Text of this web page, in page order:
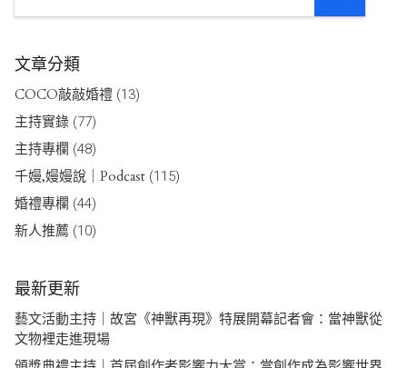
文章分類
COCO敲敲婚禮 (13)
主持實錄 (77)
主持專欄 (48)
千嫚,嫚嫚說｜Podcast (115)
婚禮專欄 (44)
新人推薦 (10)
最新更新
藝文活動主持｜故宮《神獸再現》特展開幕記者會：當神獸從
文物裡走進現場